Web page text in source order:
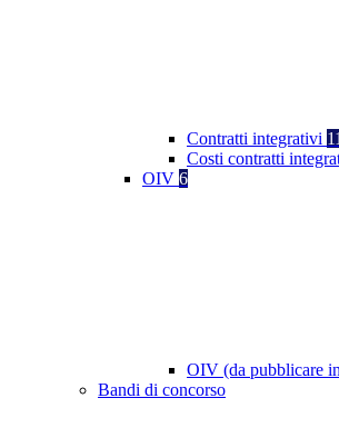
Contratti integrativi 11
Costi contratti
OIV 6
OIV (da pubblicare
Bandi di concorso